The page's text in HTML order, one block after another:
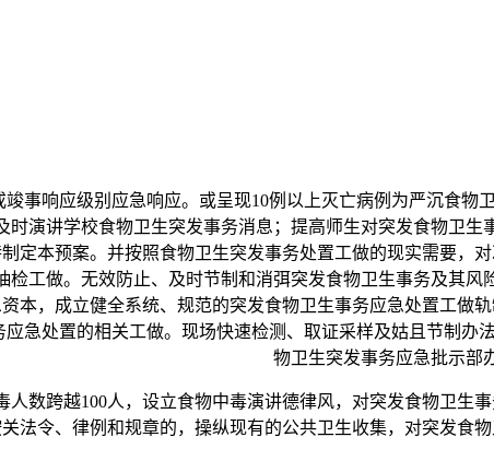
响应级别应急响应。或呈现10例以上灭亡病例为严沉食物
时演讲学校食物卫生突发事务消息；提高师生对突发食物卫
定本预案。并按照食物卫生突发事务处置工做的现实需要，
检工做。无效防止、及时节制和消弭突发食物卫生事务及其
本，成立健全系统、规范的突发食物卫生事务应急处置工做
急处置的相关工做。现场快速检测、取证采样及姑且节制
物卫生突发事务应急批示部
跨越100人，设立食物中毒演讲德律风，对突发食物卫生
法令、律例和规章的，操纵现有的公共卫生收集，对突发食